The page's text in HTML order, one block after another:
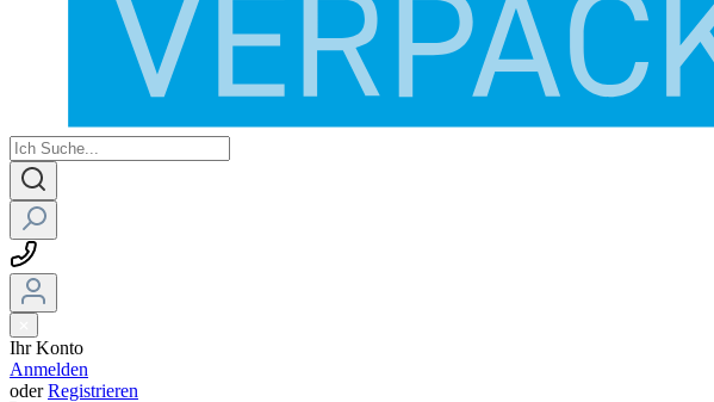
Ihr Konto
Anmelden
oderRegistrieren